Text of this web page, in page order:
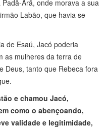
Arã, onde morava a sua
Labão, que havia se
de Esaú, Jacó poderia
as mulheres da terra de
Deus, tanto que Rebeca fora
e chamou Jacó,
como o abençoando,
validade e legitimidade,